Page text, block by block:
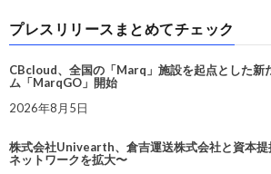
プレスリリースまとめてチェック
CBcloud、全国の「Marq」施設を起点とした新
ム「MarqGO」開始
2026年8月5日
株式会社Univearth、倉吉運送株式会社と資本提
ネットワークを拡大〜